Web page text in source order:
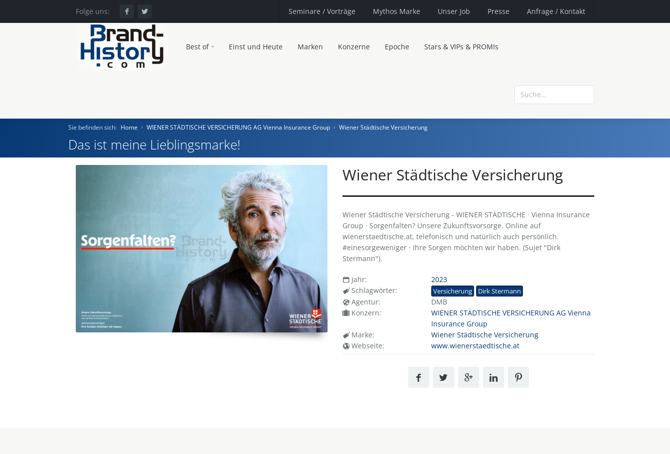
Folge uns: Seminare / Vorträge Mythos Marke Unser Job Presse Anfrage / Kontakt
Best of Einst und Heute Marken Konzerne Epoche Stars & VIPs & PROMIs
Home
Konzerne
Sie befinden sich: Home WIENER STÄDTISCHE VERSICHERUNG AG Vienna Insurance Group Wiener Städtische Versicherung
Das ist meine Lieblingsmarke!
Wiener Städtische Versicherung
Wiener Städtische Versicherung - WIENER STÄDTISCHE · Vienna Insurance
Group · Sorgenfalten? Unsere Zukunftsvorsorge. Online auf
wienerstaedtische.at, telefonisch und natürlich auch persönlich.
#einesorgeweniger · Ihre Sorgen möchten wir haben. (Sujet "Dirk
Stermann").
Jahr:
2023
Schlagwörter:
Versicherung Dirk Stermann
Agentur:
DMB
Konzern:
WIENER STÄDTISCHE VERSICHERUNG AG Vienna
Insurance Group
Marke:
Wiener Städtische Versicherung
Webseite:
www.wienerstaedtische.at